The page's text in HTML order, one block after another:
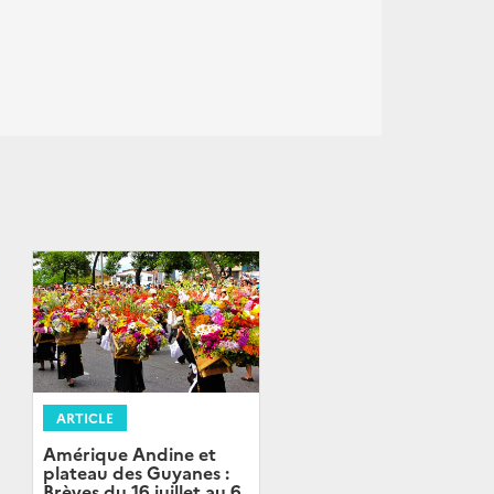
ARTICLE
Amérique Andine et
plateau des Guyanes :